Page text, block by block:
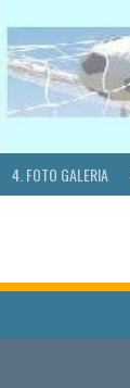
4. FOTO GALERIA